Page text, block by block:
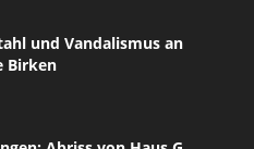
und Vandalismus an
Birken